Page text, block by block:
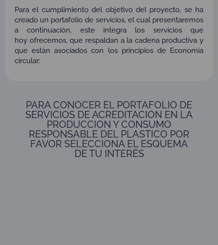
Para el cumplimiento del objetivo del proyecto, se ha
creado un portafolio de servicios, el cual presentaremos
a continuación, este integra los servicios que
hoy ofrecemos, que respaldan a la cadena productiva y
que están asociados con los principios de Economía
circular:
PARA CONOCER EL PORTAFOLIO DE
SERVICIOS DE ACREDITACION EN LA
PRODUCCION Y CONSUMO
RESPONSABLE DEL PLASTICO POR
FAVOR SELECCIONA EL ESQUEMA
DE TU INTERÉS